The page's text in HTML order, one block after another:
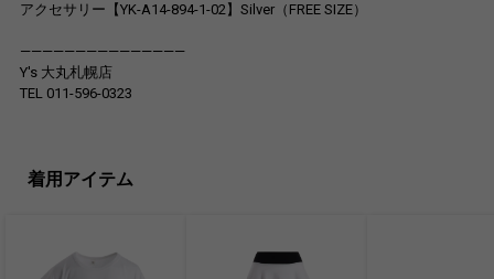
アクセサリー【YK-A14-894-1-02】Silver（FREE SIZE）
———————————————
Y's 大丸札幌店
TEL 011-596-0323
着用アイテム